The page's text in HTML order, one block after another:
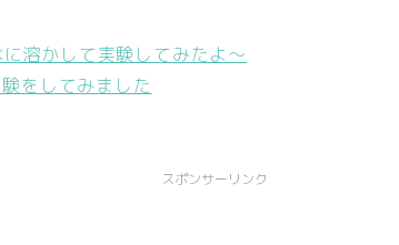
溶かして実験してみたよ～
をしてみました
スポンサーリンク